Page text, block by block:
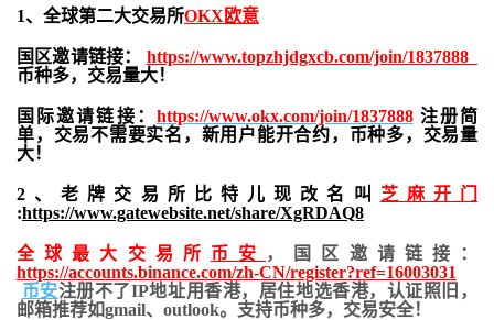
1、全球第二大交易所OKX欧意
国区邀请链接： https://www.topzhjdgxcb.com/join/1837888
币种多，交易量大！
国际邀请链接： https://www.okx.com/join/1837888注册简
单，交易不需要实名，新用户能开合约， 币种多，交易量
大！
2、老牌交易所比特儿现改名叫 芝麻开门
:https://www.gatewebsite.net/share/XgRDAQ8
全球最大交易所 币安
，国区邀请链接：
https://accounts.binance.com/zh-CN/register?ref=16003031
币安注册不了IP地址用香港，居住地选香港，认证照旧，
邮箱推荐如gmail、outlook。支持币种多，交易安全！